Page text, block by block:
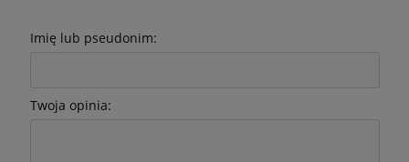
Imię lub pseudonim:
Twoja opinia: